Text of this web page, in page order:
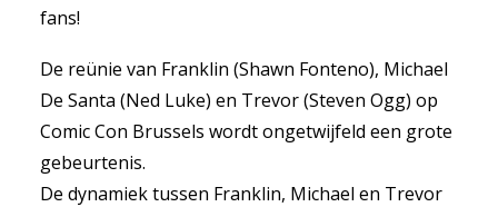
fans!
De reünie van Franklin (Shawn Fonteno), Michael
De Santa (Ned Luke) en Trevor (Steven Ogg) op
Comic Con Brussels wordt ongetwijfeld een grote
gebeurtenis.
De dynamiek tussen Franklin, Michael en Trevor